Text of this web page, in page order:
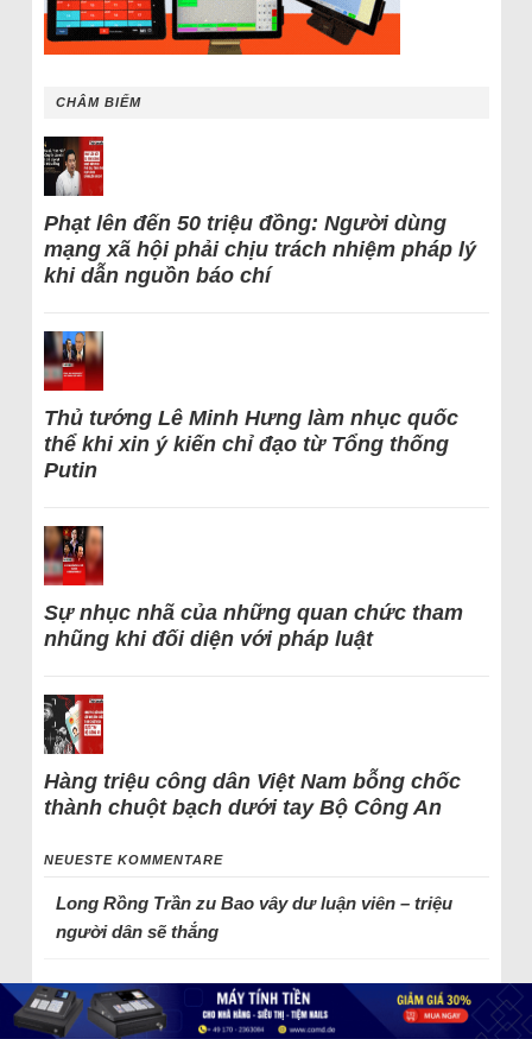
CHÂM BIẾM
Phạt lên đến 50 triệu đồng: Người dùng
mạng xã hội phải chịu trách nhiệm pháp lý
khi dẫn nguồn báo chí
Thủ tướng Lê Minh Hưng làm nhục quốc
thể khi xin ý kiến chỉ đạo từ Tổng thống
Putin
Sự nhục nhã của những quan chức tham
nhũng khi đối diện với pháp luật
Hàng triệu công dân Việt Nam bỗng chốc
thành chuột bạch dưới tay Bộ Công An
NEUESTE KOMMENTARE
Long Rồng Trầnzu Bao vây dư luận viên – triệu
người dân sẽ thắng